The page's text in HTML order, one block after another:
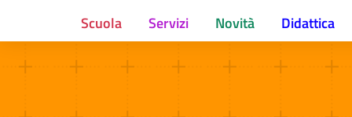
Scuola Servizi Novità Didattica